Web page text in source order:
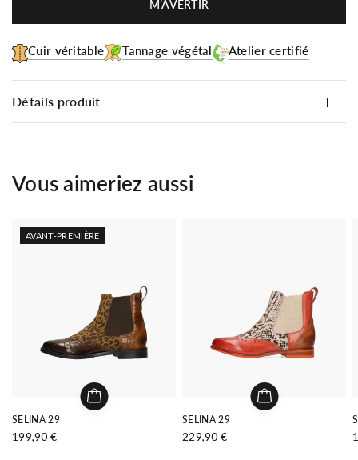
M’AVERTIR
Cuir véritable Tannage végétal Atelier certifié
Détails produit
Vous aimeriez aussi
AVANT-PREMIÈRE
SELINA 29
199,90 €
SELINA 29
229,90 €